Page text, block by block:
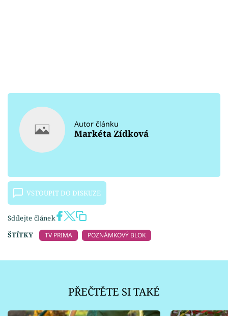
Autor článku
Markéta Zídková
VSTOUPIT DO DISKUZE
Sdílejte článek
ŠTÍTKY
TV PRIMA POZNÁMKOVÝ BLOK
PŘEČTĚTE SI TAKÉ